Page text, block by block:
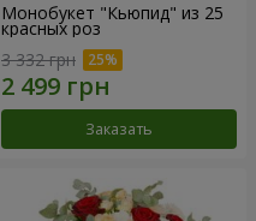
Монобукет "Кьюпид" из 25
красных роз
3 332 грн
Заказать